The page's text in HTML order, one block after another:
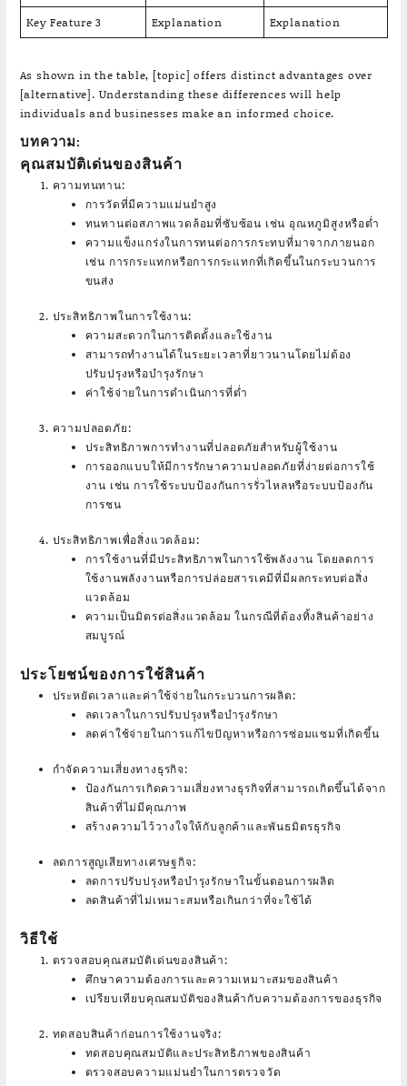
Key Feature 3
Explanation Explanation
As shown in the table, [topic] offers distinct advantages over
[alternative]. Understanding these differences will help
individuals and businesses make an informed choice.
บทความ:
คุณสมบัติเด่นของสินค้า
ความทนทาน:
การวัดที่มีความแม่นยำสูง
ทนทานต่อสภาพแวดล้อมที่ซับซ้อน เช่น อุณหภูมิสูงหรือต่ำ
ความแข็งแกร่งในการทนต่อการกระทบที่มาจากภายนอก
เช่น การกระแทกหรือการกระแทกที่เกิดขึ้นในกระบวนการ
ขนส่ง
ประสิทธิภาพในการใช้งาน:
ความสะดวกในการติดตั้งและใช้งาน
สามารถทำงานได้ในระยะเวลาที่ยาวนานโดยไม่ต้อง
ปรับปรุงหรือบำรุงรักษา
ค่าใช้จ่ายในการดำเนินการที่ต่ำ
ความปลอดภัย:
ประสิทธิภาพการทำงานที่ปลอดภัยสำหรับผู้ใช้งาน
การออกแบบให้มีการรักษาความปลอดภัยที่ง่ายต่อการใช้
งาน เช่น การใช้ระบบป้องกันการรั่วไหลหรือระบบป้องกัน
การชน
ประสิทธิภาพเพื่อสิ่งแวดล้อม:
การใช้งานที่มีประสิทธิภาพในการใช้พลังงาน โดยลดการ
ใช้งานพลังงานหรือการปล่อยสารเคมีที่มีผลกระทบต่อสิ่ง
แวดล้อม
ความเป็นมิตรต่อสิ่งแวดล้อม ในกรณีที่ต้องทิ้งสินค้าอย่าง
สมบูรณ์
ประโยชน์ของการใช้สินค้า
ประหยัดเวลาและค่าใช้จ่ายในกระบวนการผลิต:
ลดเวลาในการปรับปรุงหรือบำรุงรักษา
ลดค่าใช้จ่ายในการแก้ไขปัญหาหรือการซ่อมแซมที่เกิดขึ้น
กำจัดความเสี่ยงทางธุรกิจ:
ป้องกันการเกิดความเสี่ยงทางธุรกิจที่สามารถเกิดขึ้นได้จาก
สินค้าที่ไม่มีคุณภาพ
สร้างความไว้วางใจให้กับลูกค้าและพันธมิตรธุรกิจ
ลดการสูญเสียทางเศรษฐกิจ:
ลดการปรับปรุงหรือบำรุงรักษาในขั้นตอนการผลิต
ลดสินค้าที่ไม่เหมาะสมหรือเกินกว่าที่จะใช้ได้
วิธีใช้
ตรวจสอบคุณสมบัติเด่นของสินค้า:
ศึกษาความต้องการและความเหมาะสมของสินค้า
เปรียบเทียบคุณสมบัติของสินค้ากับความต้องการของธุรกิจ
ทดสอบสินค้าก่อนการใช้งานจริง:
ทดสอบคุณสมบัติและประสิทธิภาพของสินค้า
ตรวจสอบความแม่นยำในการตรวจวัด